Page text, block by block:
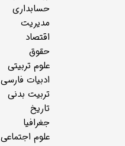
حسابداری
مدیریت
اقتصاد
حقوق
علوم تربیتی
ادبیات فارسی
تربیت بدنی
تاریخ
جغرافیا
علوم اجتماعی